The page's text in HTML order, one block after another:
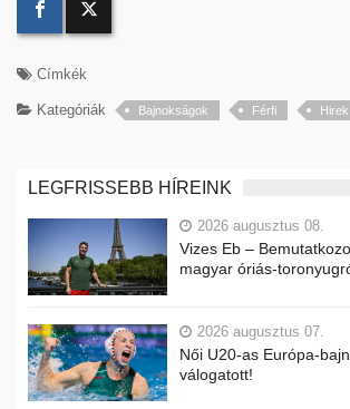
Címkék
Kategóriák Bajnokságok Férfi Hirek
LEGFRISSEBB HÍREINK
2026 augusztus 08.
Vizes Eb –
magyar óriás-
2026 augusztus 07.
Női U20-as Európa-
válogatott!